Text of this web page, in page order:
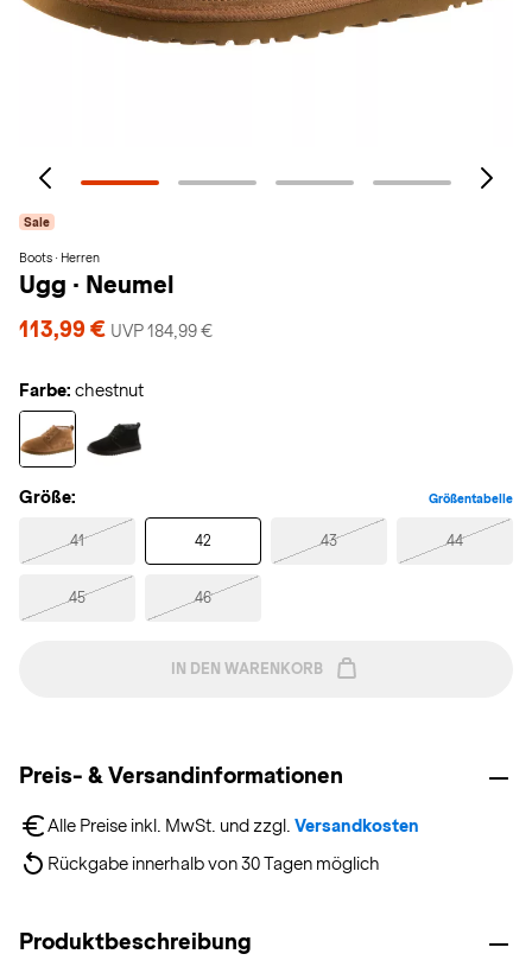
Sale
Boots · Herren
Ugg · Neumel
113,99 € UVP 184,99 €
Farbe: chestnut
Größe: Größentabelle
41 42 43 44
45 46
IN DEN WARENKORB
Preis- & Versandinformationen
Alle Preise inkl. MwSt. und zzgl. Versandkosten
Rückgabe innerhalb von 30 Tagen möglich
Produktbeschreibung